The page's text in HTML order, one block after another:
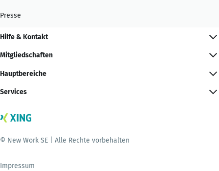
Presse
Hilfe & Kontakt
Mitgliedschaften
Hauptbereiche
Services
© New Work SE | Alle Rechte vorbehalten
Impressum